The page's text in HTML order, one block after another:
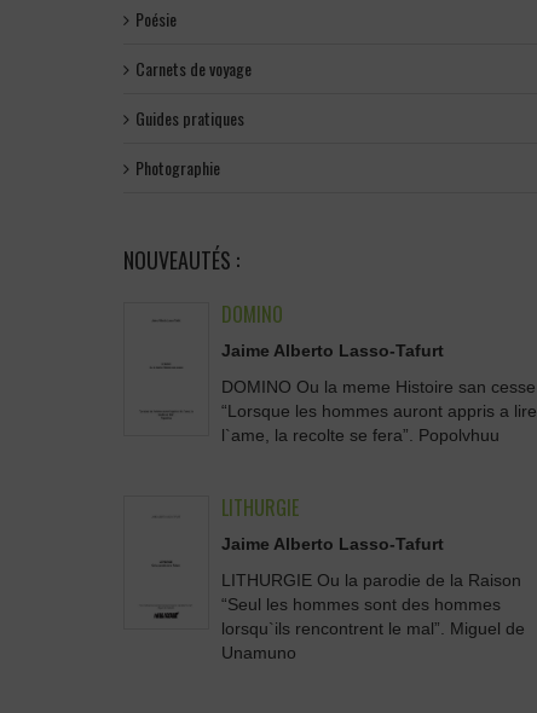
Poésie
Carnets de voyage
Guides pratiques
Photographie
NOUVEAUTÉS :
DOMINO
Jaime Alberto Lasso-Tafurt
DOMINO Ou la meme Histoire san cesse
“Lorsque les hommes auront appris a lire
l`ame, la recolte se fera”. Popolvhuu
LITHURGIE
Jaime Alberto Lasso-Tafurt
LITHURGIE Ou la parodie de la Raison
“Seul les hommes sont des hommes
lorsqu`ils rencontrent le mal”. Miguel de
Unamuno